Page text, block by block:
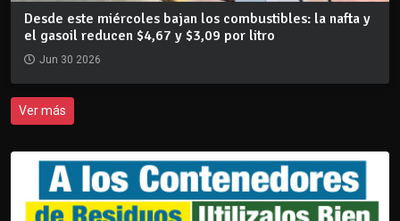
Desde este miércoles bajan los combustibles: la nafta y
el gasoil reducen $4,67 y $3,09 por litro
Jun 30 2026
Ver más